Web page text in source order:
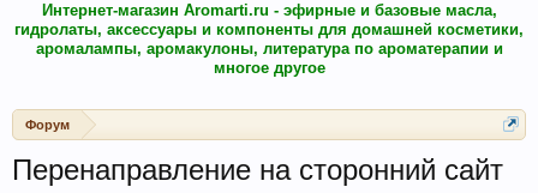
Интернет-магазин Aromarti.ru - эфирные и базовые масла,
гидролаты, аксессуары и компоненты для домашней косметики,
аромалампы, аромакулоны, литература по ароматерапии и
многое другое
Форум
Перенаправление на сторонний сайт